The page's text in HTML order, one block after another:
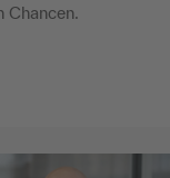
Chancen.